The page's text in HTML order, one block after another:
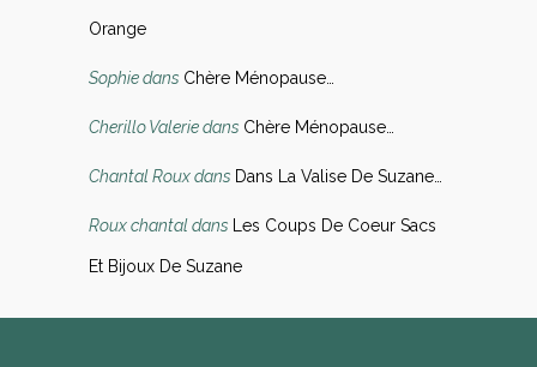
Orange
Sophiedans Chère Ménopause…
Cherillo Valeriedans Chère Ménopause…
Chantal Rouxdans Dans La Valise De Suzane…
Roux chantaldans Les Coups De Coeur Sacs
Et Bijoux De Suzane